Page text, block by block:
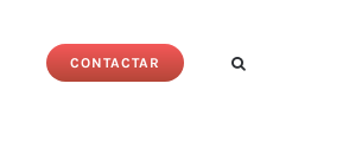
CONTACTAR